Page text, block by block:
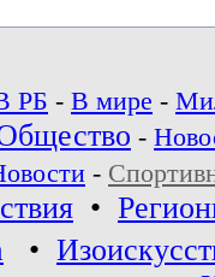
РБ - В мире -
-
-
•
•